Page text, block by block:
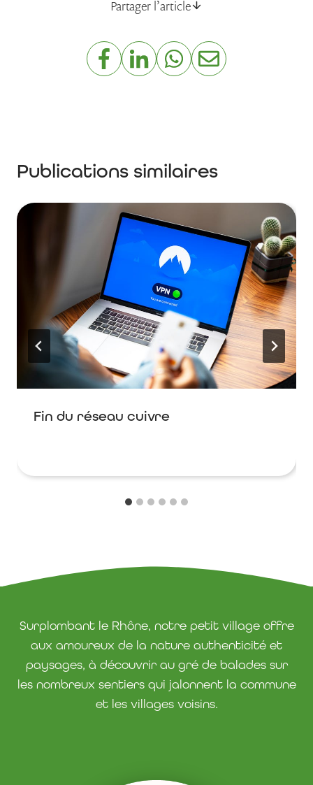
Partager l’article
Publications similaires
Fin du réseau cuivre
Surplombant le Rhône, notre petit village offre
aux amoureux de la nature authenticité et
paysages, à découvrir au gré de balades sur
les nombreux sentiers qui jalonnent la commune
et les villages voisins.